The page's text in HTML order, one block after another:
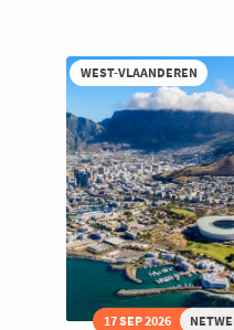
WEST-VLAANDEREN
17 SEP 2026